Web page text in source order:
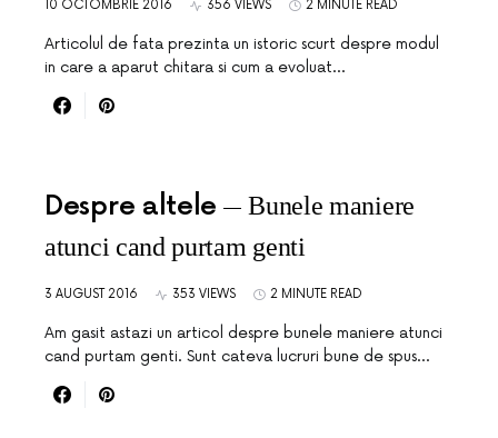
10 OCTOMBRIE 2016 356 VIEWS 2 MINUTE READ
Articolul de fata prezinta un istoric scurt despre modul
in care a aparut chitara si cum a evoluat…
Despre altele
Bunele maniere
atunci cand purtam genti
3 AUGUST 2016 353 VIEWS 2 MINUTE READ
Am gasit astazi un articol despre bunele maniere atunci
cand purtam genti. Sunt cateva lucruri bune de spus…